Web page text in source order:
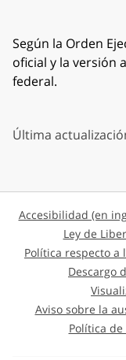
Según la Orden
oficial y la versión
federal.
Última
Accesibilidad (en
Ley de
Política respecto
Descargo
Aviso sobre la
Política